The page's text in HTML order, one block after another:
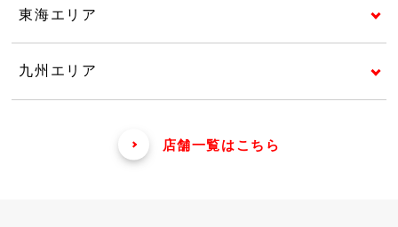
東海エリア
九州エリア
店舗一覧はこちら